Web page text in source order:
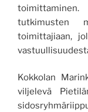
tutkimusten
toimittajiaan,
Kokkolan
viljelevä